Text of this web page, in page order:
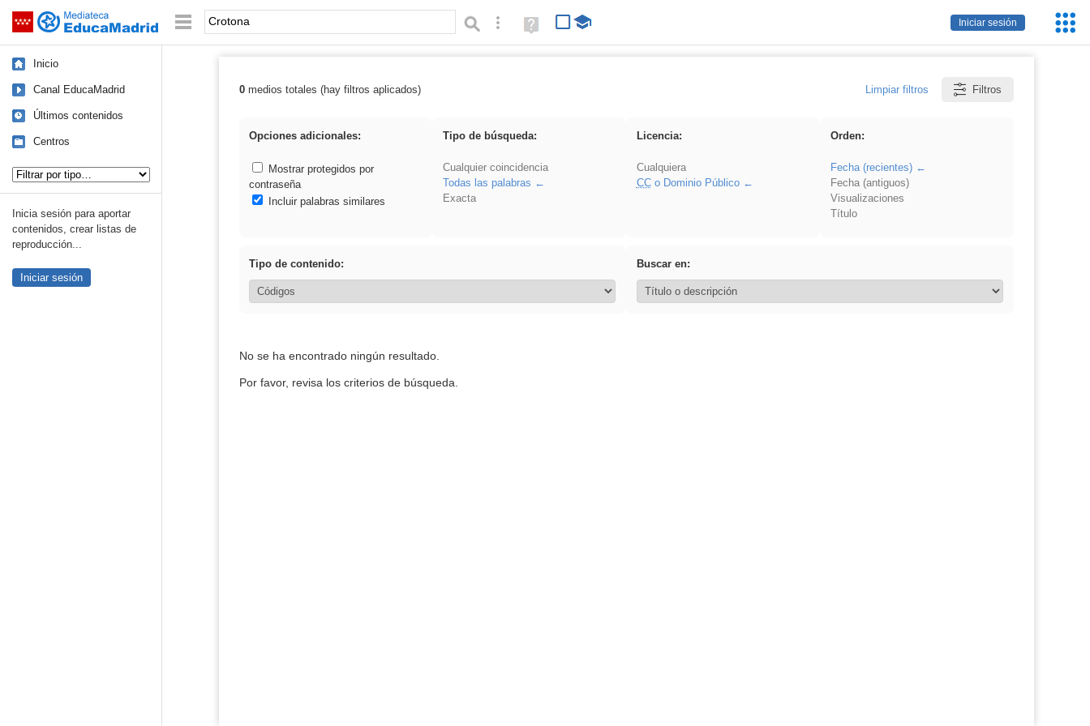
Saltar navegación
Iniciar sesión
Palabra o frase: Búsqueda avanzada
Ayuda
(en
Inicio
Canal EducaMadrid
Últimos contenidos
Centros
Inicia sesión para aportar
contenidos, crear listas de
reproducción...
Iniciar sesión
Resultados de: Crotona
0medios totales (hay filtros aplicados) Limpiar filtros Filtros
Opciones adicionales:
Mostrar protegidos por
contraseña
Incluir palabras similares
Tipo de búsqueda:
Cualquier coincidencia
Todas las palabras
Exacta
Licencia:
Cualquiera
CCo Dominio Público
Orden:
Fecha (recientes)
Fecha (antiguos)
Visualizaciones
Título
Tipo de contenido: Buscar en:
No se ha encontrado ningún resultado.
Por favor, revisa los criterios de búsqueda.